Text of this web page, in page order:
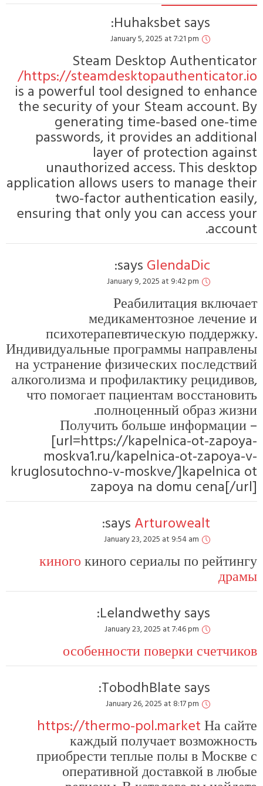
Huhaksbet says:
January 5, 2025 at 7:21 pm
Steam Desktop Authenticator
https://steamdesktopauthenticator.io/
is a powerful tool designed to enhance
the security of your Steam account. By
generating time-based one-time
passwords, it provides an additional
layer of protection against
unauthorized access. This desktop
application allows users to manage their
two-factor authentication easily,
ensuring that only you can access your
account.
GlendaDic
says:
January 9, 2025 at 9:42 pm
Реабилитация включает
медикаментозное лечение и
психотерапевтическую поддержку.
Индивидуальные программы направлены
на устранение физических последствий
алкоголизма и профилактику рецидивов,
что помогает пациентам восстановить
полноценный образ жизни.
Получить больше информации –
[url=https://kapelnica-ot-zapoya-
moskva1.ru/kapelnica-ot-zapoya-v-
kruglosutochno-v-moskve/]kapelnica ot
zapoya na domu cena[/url]
Arturowealt
says:
January 23, 2025 at 9:54 am
киного сериалы по рейтингу
киного
драмы
Lelandwethysays:
January 23, 2025 at 7:46 pm
особенности поверки счетчиков
TobodhBlate says:
January 26, 2025 at 8:17 pm
На сайте
https://thermo-pol.market
каждый получает возможность
приобрести теплые полы в Москве с
оперативной доставкой в любые